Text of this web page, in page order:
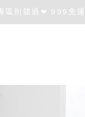
區別錯過❤ 999免